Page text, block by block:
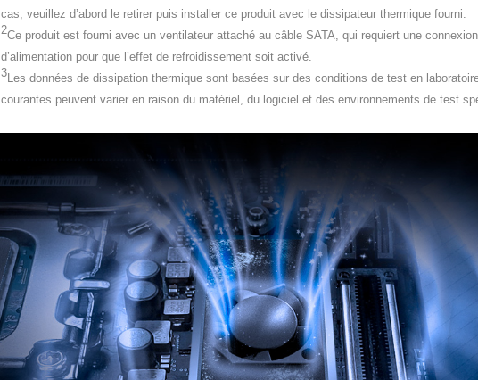
cas, veuillez d’abord le retirer puis installer ce produit avec le dissipateur thermique fourni.
2Ce produit est fourni avec un ventilateur attaché au câble SATA, qui requiert une
d’alimentation pour que l’effet de refroidissement soit activé.
3Les données de dissipation thermique sont basées sur des conditions de test en
courantes peuvent varier en raison du matériel, du logiciel et des environnements de test